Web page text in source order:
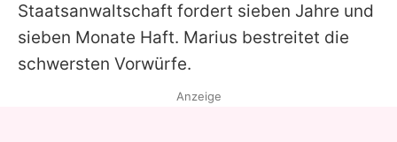
Staatsanwaltschaft fordert sieben Jahre und
sieben Monate Haft. Marius bestreitet die
schwersten Vorwürfe.
Anzeige